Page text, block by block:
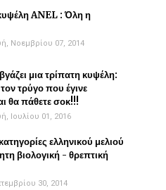
ANEL : Όλη η
Νοεμβρίου 07, 2014
μια τρίπατη κυψέλη:
τρύγο που έγινε
θα πάθετε σοκ!!!
Ιουλίου 01, 2016
ελληνικού μελιού
βιολογική - θρεπτική
30, 2014